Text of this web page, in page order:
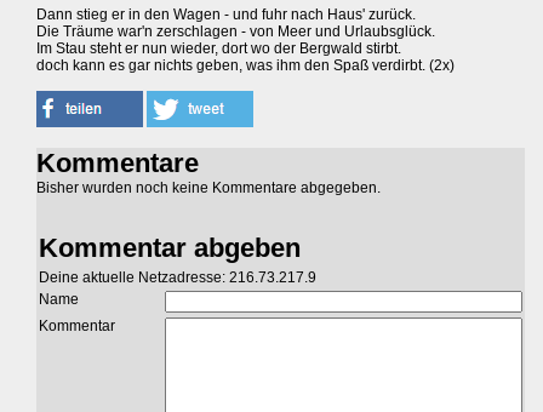
Dann stieg er in den Wagen - und fuhr nach Haus' zurück.
Die Träume war'n zerschlagen - von Meer und Urlaubsglück.
Im Stau steht er nun wieder, dort wo der Bergwald stirbt.
doch kann es gar nichts geben, was ihm den Spaß verdirbt. (2x)
Kommentare
Bisher wurden noch keine Kommentare abgegeben.
Kommentar abgeben
Deine aktuelle Netzadresse: 216.73.217.9
Name
Kommentar